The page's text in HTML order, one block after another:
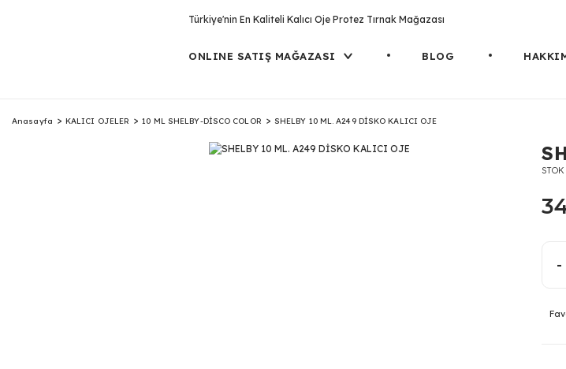
Türkiye'nin En Kaliteli Kalıcı Oje Protez Tırnak Mağazası
ONLINE SATIŞ MAĞAZASI BLOG
Anasayfa KALICI OJELER 10 ML SHELBY-DİSCO COLOR SHELBY 10 ML. A249 DİSKO KALICI OJE
-